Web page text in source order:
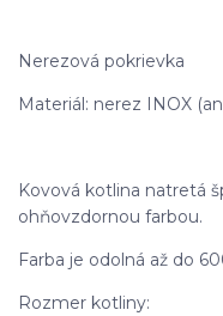
Nerezová pokrievka
Materiál: nerez INOX
Kovová kotlina natretá
ohňovzdornou farbou.
Farba je odolná až do
Rozmer kotliny: